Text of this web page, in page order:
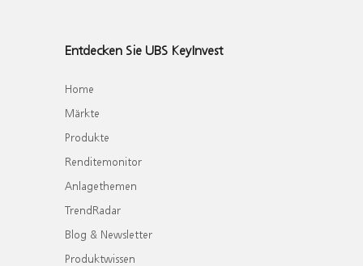
Entdecken Sie UBS KeyInvest
Home
Märkte
Produkte
Renditemonitor
Anlagethemen
TrendRadar
Blog & Newsletter
Produktwissen